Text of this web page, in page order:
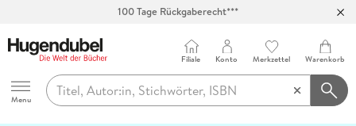
100 Tage Rückgaberecht***
Hugendubel
Menu
Filiale Konto Merkzettel Warenkorb